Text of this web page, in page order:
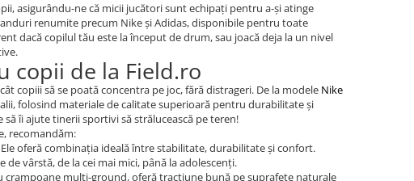
asigurându-ne că micii jucători sunt echipați pentru a-și atinge
renumite precum Nike și Adidas, disponibile pentru toate
dacă copilul tău este la început de drum, sau joacă deja la un nivel
copii de la Field.ro
copiii să se poată concentra pe joc, fără distrageri. De la modele Nike
folosind materiale de calitate superioară pentru durabilitate și
îi ajute tinerii sportivi să strălucească pe teren!
recomandăm:
Ele oferă combinația ideală între stabilitate, durabilitate și confort.
vârstă, de la cei mai mici, până la adolescenți.
crampoane multi-ground, oferă tracțiune bună pe suprafețe naturale